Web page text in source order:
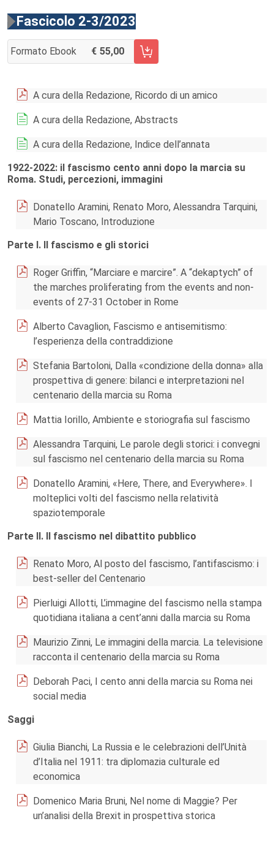
Fascicolo 2-3/2023
Formato Ebook 55,00
AGGIUNGI AL CARRELLO FASCICOLO 2-3/2023
A cura della Redazione, Ricordo di un amico
A cura della Redazione, Abstracts
A cura della Redazione, Indice dell’annata
1922-2022: il fascismo cento anni dopo la marcia su
Roma. Studi, percezioni, immagini
Donatello Aramini, Renato Moro, Alessandra Tarquini,
Mario Toscano, Introduzione
Parte I. Il fascismo e gli storici
Roger Griffin, “Marciare e marcire”. A “dekaptych” of
the marches proliferating from the events and non-
events of 27-31 October in Rome
Alberto Cavaglion, Fascismo e antisemitismo:
l’esperienza della contraddizione
Stefania Bartoloni, Dalla «condizione della donna» alla
prospettiva di genere: bilanci e interpretazioni nel
centenario della marcia su Roma
Mattia Iorillo, Ambiente e storiografia sul fascismo
Alessandra Tarquini, Le parole degli storici: i convegni
sul fascismo nel centenario della marcia su Roma
Donatello Aramini, «Here, There, and Everywhere». I
molteplici volti del fascismo nella relatività
spaziotemporale
Parte II. Il fascismo nel dibattito pubblico
Renato Moro, Al posto del fascismo, l’antifascismo: i
best-seller del Centenario
Pierluigi Allotti, L’immagine del fascismo nella stampa
quotidiana italiana a cent’anni dalla marcia su Roma
Maurizio Zinni, Le immagini della marcia. La televisione
racconta il centenario della marcia su Roma
Deborah Paci, I cento anni della marcia su Roma nei
social media
Saggi
Giulia Bianchi, La Russia e le celebrazioni dell’Unità
d’Italia nel 1911: tra diplomazia culturale ed
economica
Domenico Maria Bruni, Nel nome di Maggie? Per
un’analisi della Brexit in prospettiva storica